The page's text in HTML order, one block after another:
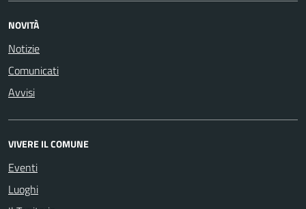
NOVITÀ
Notizie
Comunicati
Avvisi
VIVERE IL COMUNE
Eventi
Luoghi